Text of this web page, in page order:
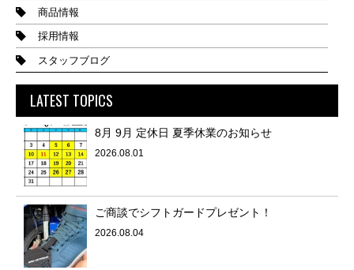
商品情報
採用情報
スタッフブログ
LATEST TOPICS
8月 9月 定休日 夏季休業のお知らせ
2026.08.01
ご商談でシフトガードプレゼント！
2026.08.04